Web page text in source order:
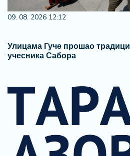
09. 08. 2026 12:12
Улицама Гуче прошао
учесника Сабора